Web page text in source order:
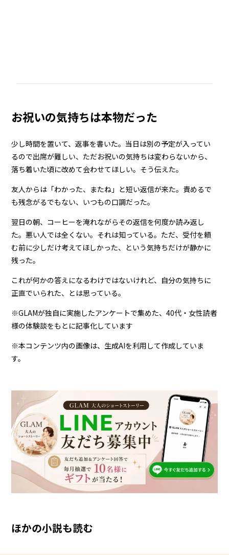
お祝いの気持ちは本物だった
少し時間を置いて、返事を書いた。当日は別の予定が入ってい
るので出席が難しい、ただお祝いの気持ちは変わらないから、
落ち着いた頃に改めて会わせてほしい。そう伝えた。
友人からは「わかった、またね」と短い返信が来た。責めるで
も残念がるでもない、いつもの口調だった。
翌日の朝、コーヒーを淹れながらその返信を何度か読み返し
た。悪い人では全くない。それは知っている。ただ、受付を頼
む前に少しだけ考えてほしかった、という気持ちだけが静かに
残った。
これが何かの答えになるわけではないけれど、自分の気持ちに
正直でいられた、とは思っている。
※GLAMが独自に実施したアンケートで集めた、40代・女性読者
様の体験談をもとに記事化しています
※本コンテンツ内の画像は、生成AIを利用して作成していま
す。
ほかの小説も読む